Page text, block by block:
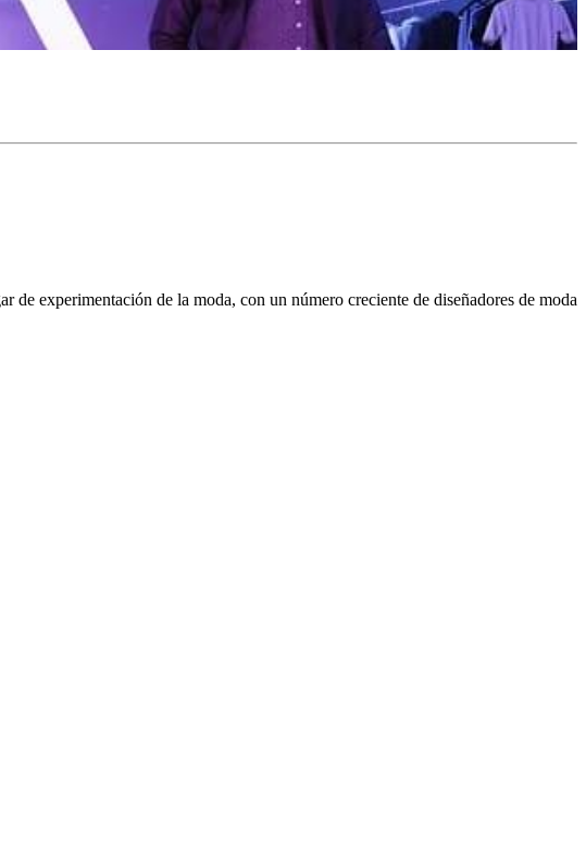
experimentación de la moda, con un número creciente de diseñadores de moda